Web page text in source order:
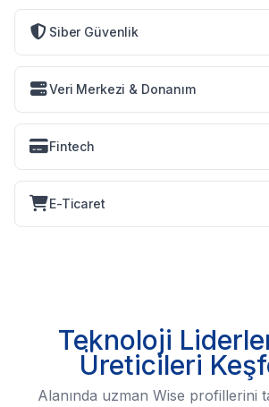
Siber Güvenlik
Veri Merkezi & Donanım
Fintech
E-Ticaret
Teknoloji
Üreticileri
Alanında uzman Wise profillerini